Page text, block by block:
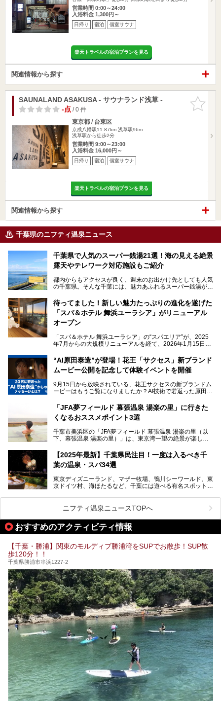
営業時間 0:00～24:00
入浴料金 1,300円～
日帰り 宿泊 個室サウナ
楽天トラベルの宿泊プランを見る
関連情報から探す
お気に入
りに追加
SAUNALAND ASAKUSA - サウナランド浅草 -
-点/ 0 件
東京都 / 台東区
京成八幡駅11.87km 浅草駅96m
浅草駅から徒歩2分
営業時間 9:00～23:00
入浴料金 16,000円～
日帰り 宿泊 個室サウナ
楽天トラベルの宿泊プランを見る
関連情報から探す
千葉県のニフティ温泉ニュース
千葉県で人気のスーパー銭湯21選！海の見える絶景
露天やテレワーク対応施設もご紹介
都内からもアクセスが良く、週末のお出かけ先としても人気
の千葉県。そんな千葉には、魅力あふれるスーパー銭湯がた
「サウナでしっかりととのいたい」「海が見える絶景で非日
常を味わいたい」「子連れでも気兼ねなく1日過ごした
い」。
そんな多様なニーズに応える施設が揃っているため、その日
の目的に合った施設がきっと見つかるはずです。
さらに最近では、24時間営業で深夜まで滞在できる施設
や、テレワーク・コワーキングスペースを備えた仕事もでき
るスパも増えており、ただの入浴施設にとどまらない進化を
本記事では、人気スーパー銭湯から絶景施設、コワーキング
スペースや休憩スペースが充実した施設、子連れファミリー
向けの施設など、目的に合わせたおすすめの施設を紹介しま
す。
ださい。
待ってました！新しい魅力たっぷりの進化を遂げた
「スパ＆ホテル 舞浜ユーラシア」がリニューアル
オープン
「スパ＆ホテル 舞浜ユーラシア」の“スパエリア”が、2025
年7月からの大規模リニューアルを経て、2026年1月15日
新設エリアや生まれ変わった浴場・サウナの魅力を、人気キ
ャラクター「ユーラシわん」と一緒にご紹介します。必見の
───
提供元：SPA＆HOTEL舞浜ユーラシア【PR】
です。
“AI原田泰造”が登場！花王「サクセス」新ブランド
ムービー公開を記念して体験イベントを開催
9月15日から放映されている、花王サクセスの新ブランドム
ービーはもうご覧になりましたか？AI技術で若返った原田泰
伝えるムービーです。公開を記念して、スパメッツァおおた
か竜泉寺の湯にて体験イベントを開催。花王サクセスの製品
が無料で試せるチャンスです！
提供元：花王株式会社【PR】
この記事は花王株式会社商品のPRレポート記事です。
「JFA夢フィールド 幕張温泉 湯楽の里」に行きた
くなるおススメポイント3選
千葉市美浜区の「JFA夢フィールド 幕張温泉 湯楽の里（以
下、幕張温泉 湯楽の里）」は、東京湾一望の絶景が楽しめ
設備も天然温泉の露天風呂、サウナ、岩盤浴のほか、高濃度
炭酸泉、海の見えるお休み処や食事処、展望抜群の屋上ま
で、年代を問わずたっぷり楽しめます。
今回は人気のこの施設の中でも、特におススメしたい3つの
ポイントについて厳選してお届けします。読めばきっと、行
【2025年最新】千葉県民注目！一度は入るべき千
葉の温泉・スパ34選
東京ディズニーランド、マザー牧場、鴨川シーワールド、東
京ドイツ村、海ほたるなど、千葉には遊べる有名スポットが
県で生まれ、千葉県で育ち、つい最近まで千葉在住だった私
がお勧めする、一度は入るべき千葉の温泉・スパ34選をま
とめました。
ニフティ温泉ニュースTOPへ
おすすめのアクティビティ情報
【千葉・勝浦】関東のモルディブ勝浦湾をSUPでお散歩！SUP散
歩120分！！
千葉県勝浦市串浜1227-2